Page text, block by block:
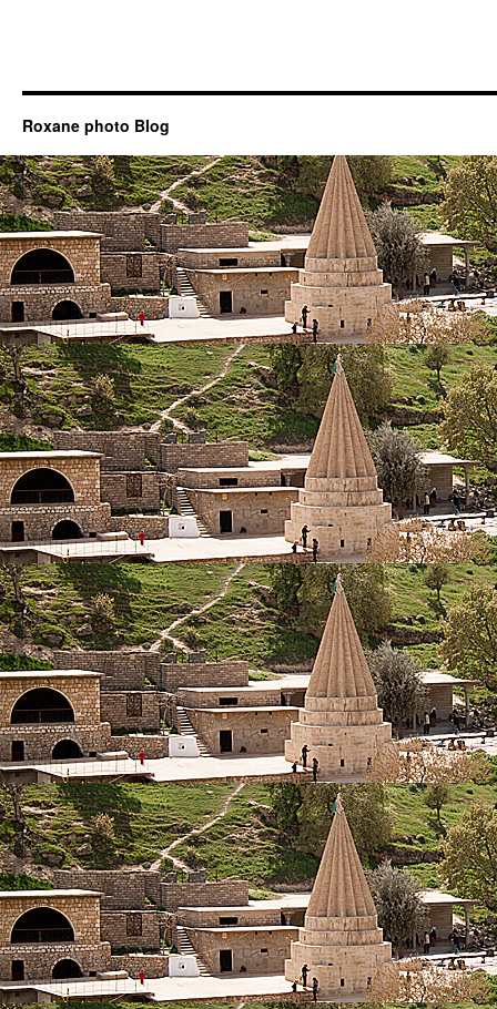
Roxane photo Blog